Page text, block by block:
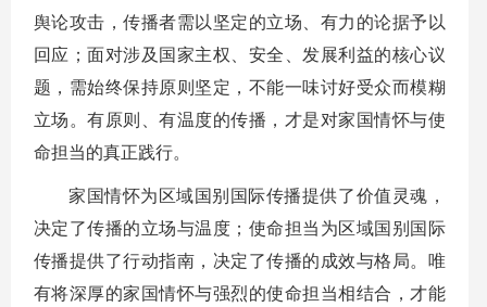
舆论攻击，传播者需以坚定的立场、有力的论据予以
回应；面对涉及国家主权、安全、发展利益的核心议
题，需始终保持原则坚定，不能一味讨好受众而模糊
立场。有原则、有温度的传播，才是对家国情怀与使
命担当的真正践行。
家国情怀为区域国别国际传播提供了价值灵魂，
决定了传播的立场与温度；使命担当为区域国别国际
传播提供了行动指南，决定了传播的成效与格局。唯
有将深厚的家国情怀与强烈的使命担当相结合，才能